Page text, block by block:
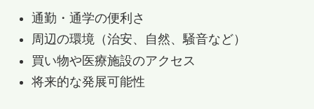
通勤・通学の便利さ
周辺の環境（治安、自然、騒音など）
買い物や医療施設のアクセス
将来的な発展可能性